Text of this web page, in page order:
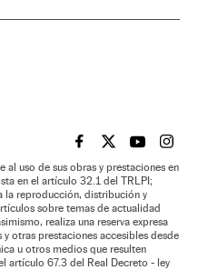
EL PAÍS BRASIL EN
EL PAÍSEL PAÍS
EL
al uso de sus obras y prestaciones en
en el artículo 32.1 del TRLPI;
la reproducción, distribución y
sobre temas de actualidad
realiza una reserva expresa
otras prestaciones accesibles desde
u otros medios que resulten
artículo 67.3 del Real Decreto - ley